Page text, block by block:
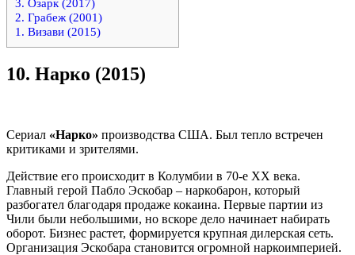
3. Озарк (2017)
2. Грабеж (2001)
1. Визави (2015)
10. Нарко (2015)
Сериал «Нарко» производства США. Был тепло встречен
критиками и зрителями.
Действие его происходит в Колумбии в 70-е ХХ века.
Главный герой Пабло Эскобар – наркобарон, который
разбогател благодаря продаже кокаина. Первые партии из
Чили были небольшими, но вскоре дело начинает набирать
оборот. Бизнес растет, формируется крупная дилерская сеть.
Организация Эскобара становится огромной наркоимперией.